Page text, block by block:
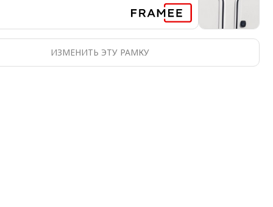
ИЗМЕНИТЬ ЭТУ РАМКУ